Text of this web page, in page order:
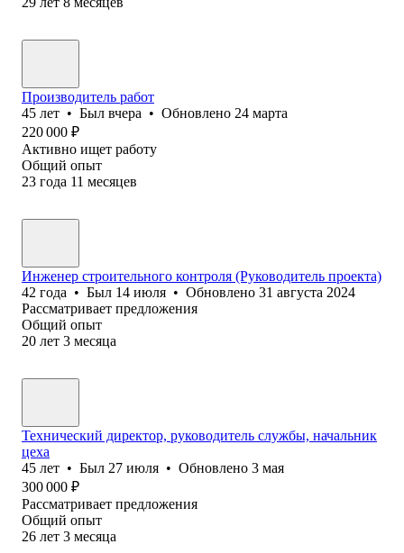
Производитель работ
45 лет • Был вчера • Обновлено 24 марта
220 000 ₽
Активно ищет работу
Общий опыт
23 года 11 месяцев
Инженер строительного контроля (Руководитель проекта)
42 года • Был 14 июля • Обновлено 31 августа 2024
Рассматривает предложения
Общий опыт
20 лет 3 месяца
Технический директор, руководитель службы, начальник
цеха
45 лет • Был 27 июля • Обновлено 3 мая
300 000 ₽
Рассматривает предложения
Общий опыт
26 лет 3 месяца